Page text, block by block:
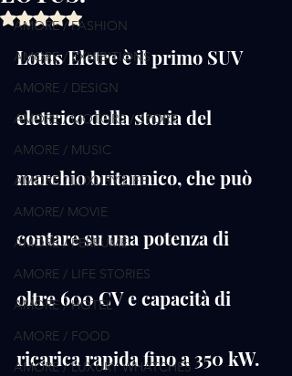
AMORE / FASHION
AMORE / EXHIBITIONS
AMORE / DESIGN
AMORE / MOTORS / SPORT
AMORE / MUSIC
AMORE / LUXURY LIFE
AMORE/ MOVIE
AMORE / PERFUME
AMORE / LIFE STORIES
AMORE / HOTEL
AMORE / FOOD
AMORE / LUXURY WHATCHES
Valutazione NaN stelle su 5.
Lotus Eletre è il primo SUV
elettrico della storia del
marchio britannico, che può
contare su una potenza di
oltre 600 CV e capacità di
ricarica rapida fino a 350 kW.